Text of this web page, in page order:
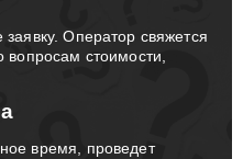
Оператор свяжется
вопросам стоимости,
время, проведет